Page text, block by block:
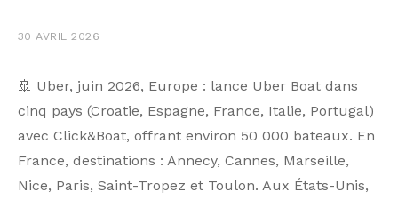
30 AVRIL 2026
🚢 Uber, juin 2026, Europe : lance Uber Boat dans
cinq pays (Croatie, Espagne, France, Italie, Portugal)
avec Click&Boat, offrant environ 50 000 bateaux. En
France, destinations : Annecy, Cannes, Marseille,
Nice, Paris, Saint-Tropez et Toulon. Aux États-Unis,